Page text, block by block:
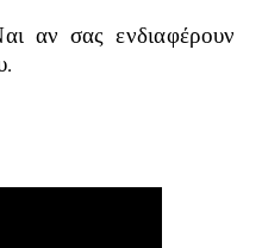
αν σας ενδιαφέρουν